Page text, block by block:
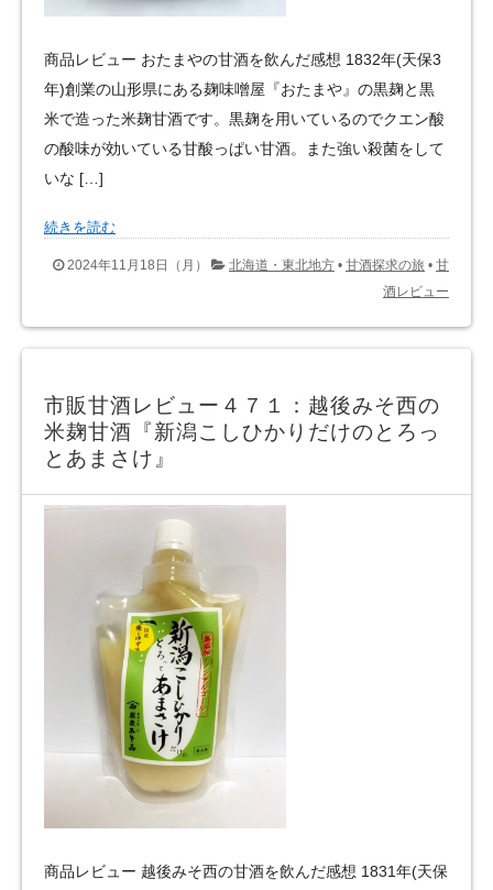
商品レビュー おたまやの甘酒を飲んだ感想 1832年(天保3
年)創業の山形県にある麹味噌屋『おたまや』の黒麹と黒
米で造った米麹甘酒です。黒麹を用いているのでクエン酸
の酸味が効いている甘酸っぱい甘酒。また強い殺菌をして
いな […]
続きを読む
2024年11月18日（月） 北海道・東北地方 • 甘酒探求の旅 • 甘
酒レビュー
市販甘酒レビュー４７１：越後みそ西の
米麹甘酒『新潟こしひかりだけのとろっ
とあまさけ』
商品レビュー 越後みそ西の甘酒を飲んだ感想 1831年(天保